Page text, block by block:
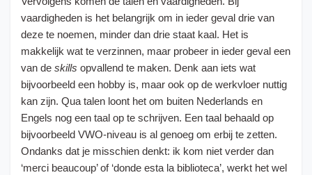
vaardigheden is het belangrijk om in ieder geval drie van
deze te noemen, minder dan drie staat kaal. Het is
makkelijk wat te verzinnen, maar probeer in ieder geval een
van de skills opvallend te maken. Denk aan iets wat
bijvoorbeeld een hobby is, maar ook op de werkvloer nuttig
kan zijn. Qua talen loont het om buiten Nederlands en
Engels nog een taal op te schrijven. Een taal behaald op
bijvoorbeeld VWO-niveau is al genoeg om erbij te zetten.
Ondanks dat je misschien denkt: ik kom niet verder dan
‘merci beaucoup’ of ‘donde esta la biblioteca’, werkt het wel